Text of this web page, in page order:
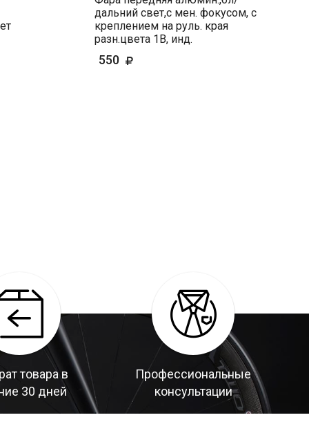
дальний свет,с мен. фокусом, с
креплением на руль. края
разн.цвета 1В, инд.
550
товара в
30 дней
Профессиональные
консультации